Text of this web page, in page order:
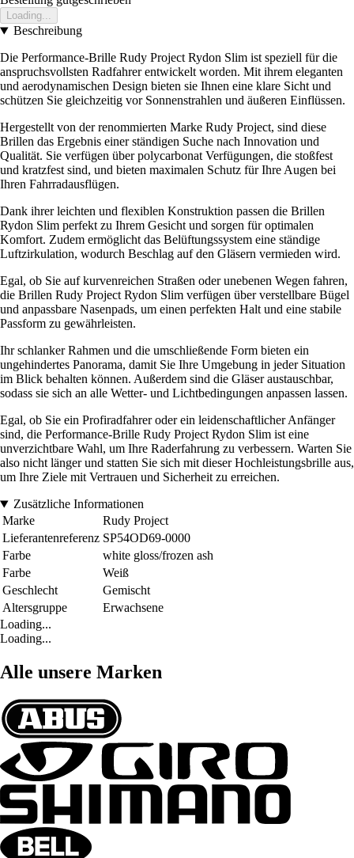
Loading...
Beschreibung
Die Performance-Brille Rudy Project Rydon Slim ist speziell für die
anspruchsvollsten Radfahrer entwickelt worden. Mit ihrem eleganten
und aerodynamischen Design bieten sie Ihnen eine klare Sicht und
schützen Sie gleichzeitig vor Sonnenstrahlen und äußeren Einflüssen.
Hergestellt von der renommierten Marke Rudy Project, sind diese
Brillen das Ergebnis einer ständigen Suche nach Innovation und
Qualität. Sie verfügen über polycarbonat Verfügungen, die stoßfest
und kratzfest sind, und bieten maximalen Schutz für Ihre Augen bei
Ihren Fahrradausflügen.
Dank ihrer leichten und flexiblen Konstruktion passen die Brillen
Rydon Slim perfekt zu Ihrem Gesicht und sorgen für optimalen
Komfort. Zudem ermöglicht das Belüftungssystem eine ständige
Luftzirkulation, wodurch Beschlag auf den Gläsern vermieden wird.
Egal, ob Sie auf kurvenreichen Straßen oder unebenen Wegen fahren,
die Brillen Rudy Project Rydon Slim verfügen über verstellbare Bügel
und anpassbare Nasenpads, um einen perfekten Halt und eine stabile
Passform zu gewährleisten.
Ihr schlanker Rahmen und die umschließende Form bieten ein
ungehindertes Panorama, damit Sie Ihre Umgebung in jeder Situation
im Blick behalten können. Außerdem sind die Gläser austauschbar,
sodass sie sich an alle Wetter- und Lichtbedingungen anpassen lassen.
Egal, ob Sie ein Profiradfahrer oder ein leidenschaftlicher Anfänger
sind, die Performance-Brille Rudy Project Rydon Slim ist eine
unverzichtbare Wahl, um Ihre Raderfahrung zu verbessern. Warten Sie
also nicht länger und statten Sie sich mit dieser Hochleistungsbrille aus,
um Ihre Ziele mit Vertrauen und Sicherheit zu erreichen.
Zusätzliche Informationen
Marke
Rudy Project
Lieferantenreferenz SP54OD69-0000
Farbe
white gloss/frozen ash
Farbe
Weiß
Geschlecht
Gemischt
Altersgruppe
Erwachsene
Loading...
Loading...
Alle unsere Marken